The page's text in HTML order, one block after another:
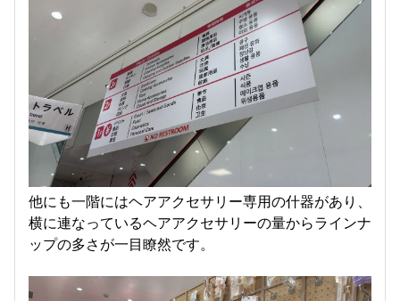
他にも一階にはヘアアクセサリー専用の什器があり、
横に連なっているヘアアクセサリーの量からラインナ
ップの多さが一目瞭然です。